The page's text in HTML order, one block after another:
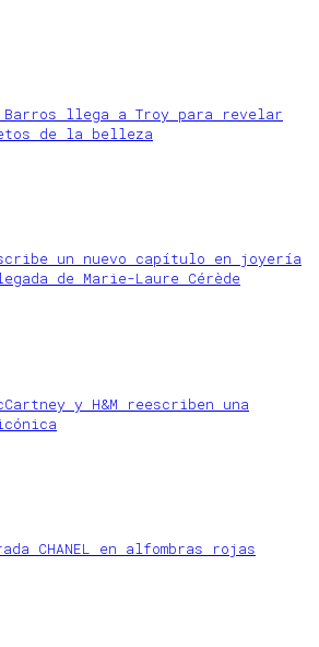
Barros llega a Troy para revelar
de la belleza
un nuevo capítulo en joyería
de Marie-Laure Cérède
y H&M reescriben una
CHANEL en alfombras rojas